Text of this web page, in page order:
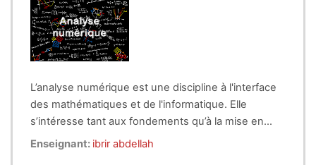
L’analyse numérique est une discipline à l'interface
des mathématiques et de l'informatique. Elle
s’intéresse tant aux fondements qu’à la mise en
pratique des méthodes permettant de résoudre, par
Enseignant: ibrir abdellah